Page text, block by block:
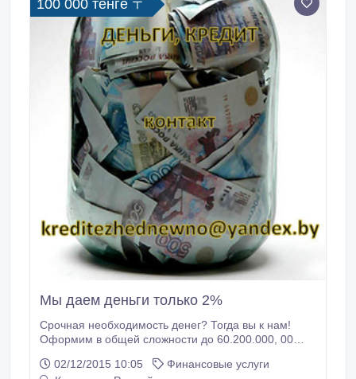
помочь искоренить бедность во всех странах.
100 000 тенге 〒
Мы даем деньги только 2%
Срочная необходимость денег? Тогда вы к нам!
Оформим в общей сложности до 60.200.000, 00
погашения. Нет залога и поручителей!
02/12/2015 10:05
Финансовые услуги